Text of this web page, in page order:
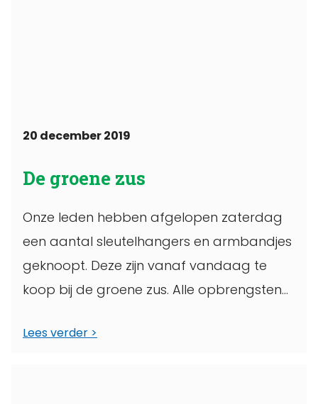
20 december 2019
De groene zus
Onze leden hebben afgelopen zaterdag
een aantal sleutelhangers en armbandjes
geknoopt. Deze zijn vanaf vandaag te
koop bij de groene zus. Alle opbrengsten
Lees verder